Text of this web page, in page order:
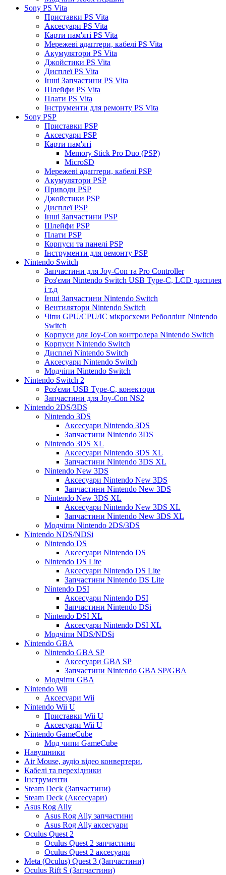
Sony PS Vita
Приставки PS Vita
Аксесуари PS Vita
Карти пам'яті PS Vita
Мережеві адаптери, кабелі PS Vita
Акумулятори PS Vita
Джойстики PS Vita
Дисплеї PS Vita
Інші Запчастини PS Vita
Шлейфи PS Vita
Плати PS Vita
Інструменти для ремонту PS Vita
Sony PSP
Приставки PSP
Аксесуари PSP
Карти пам'яті
Memory Stick Pro Duo (PSP)
MicroSD
Мережеві адаптери, кабелі PSP
Акумулятори PSP
Приводи PSP
Джойстики PSP
Дисплеї PSP
Інші Запчастини PSP
Шлейфи PSP
Плати PSP
Корпуси та панелі PSP
Інструменти для ремонту PSP
Nintendo Switch
Запчастини для Joy-Con та Pro Controller
Роз'єми Nintendo Switch USB Type-C, LCD дисплея
і т.д
Інші Запчастини Nintendo Switch
Вентилятори Nintendo Switch
Чіпи GPU/CPU/IC мікросхеми Реболлінг Nintendo
Switch
Корпуси для Joy-Con контролера Nintendo Switch
Корпуси Nintendo Switch
Дисплеї Nintendo Switch
Аксесуари Nintendo Switch
Модчіпи Nintendo Switch
Nintendo Switch 2
Роз'єми USB Type-C, конектори
Запчастини для Joy-Con NS2
Nintendo 2DS/3DS
Nintendo 3DS
Аксесуари Nintendo 3DS
Запчастини Nintendo 3DS
Nintendo 3DS XL
Аксесуари Nintendo 3DS XL
Запчастини Nintendo 3DS XL
Nintendo New 3DS
Аксесуари Nintendo New 3DS
Запчастини Nintendo New 3DS
Nintendo New 3DS XL
Аксесуари Nintendo New 3DS XL
Запчастини Nintendo New 3DS XL
Модчіпи Nintendo 2DS/3DS
Nintendo NDS/NDSi
Nintendo DS
Аксесуари Nintendo DS
Nintendo DS Lite
Аксесуари Nintendo DS Lite
Запчастини Nintendo DS Lite
Nintendo DSI
Аксесуари Nintendo DSI
Запчастини Nintendo DSi
Nintendo DSI XL
Аксесуари Nintendo DSI XL
Модчіпи NDS/NDSi
Nintendo GBA
Nintendo GBA SP
Аксесуари GBA SP
Запчастини Nintendo GBA SP/GBA
Модчіпи GBA
Nintendo Wii
Аксесуари Wii
Nintendo Wii U
Приставки Wii U
Аксесуари Wii U
Nintendo GameCube
Мод чипи GameCube
Навушники
Air Mouse, аудіо відео конвертери.
Кабелі та перехідники
Інструменти
Steam Deck (Запчастини)
Steam Deck (Аксесуари)
Asus Rog Ally
Asus Rog Ally запчастини
Asus Rog Ally аксесуари
Oculus Quest 2
Oculus Quest 2 запчастини
Oculus Quest 2 аксесуари
Meta (Oculus) Quest 3 (Запчастини)
Oculus Rift S (Запчастини)